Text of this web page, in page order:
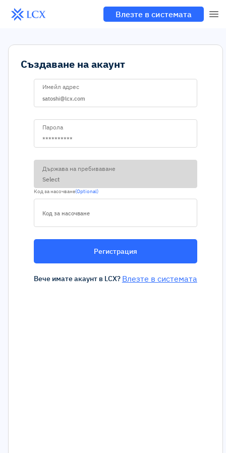
Влезте в системата
Създаване на акаунт
Имейл адрес
Парола
Държава на пребиваване
Select
Код за насочване(Optional)
Регистрация
Вече имате акаунт в LCX? Влезте в системата